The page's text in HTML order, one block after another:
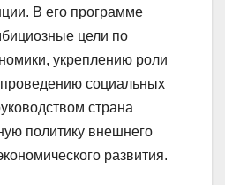
В его программе
цели по
укреплению роли
социальных
страна
политику внешнего
развития.